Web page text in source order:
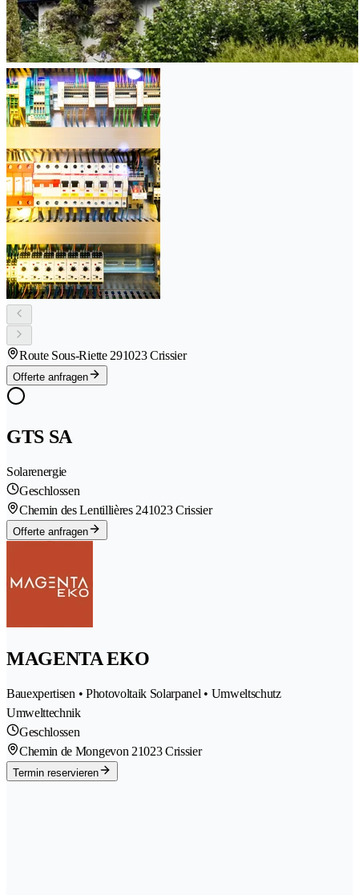
Route Sous-Riette 291023 Crissier
Offerte anfragen
GTS SA
Solarenergie
Geschlossen
Chemin des Lentillières 241023 Crissier
Offerte anfragen
MAGENTA EKO
Bauexpertisen • Photovoltaik Solarpanel • Umweltschutz
Umwelttechnik
Geschlossen
Chemin de Mongevon 21023 Crissier
Termin reservieren